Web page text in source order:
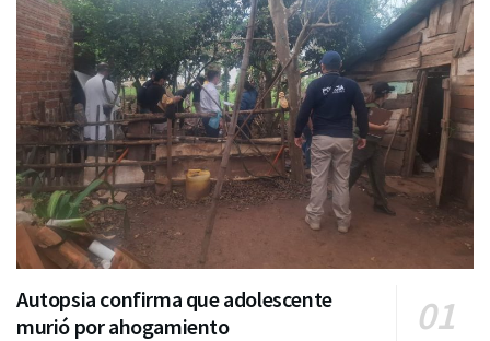
Autopsia confirma que adolescente
murió por ahogamiento